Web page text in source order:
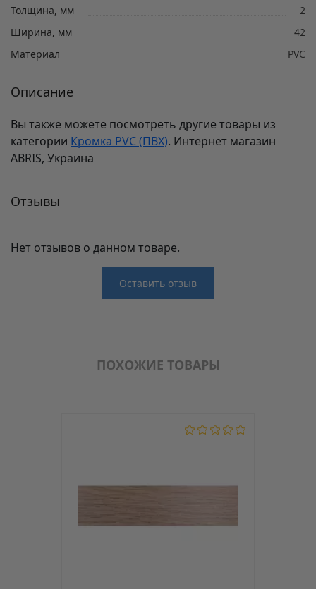
Толщина, мм
2
Ширина, мм
42
Материал
PVC
Описание
Вы также можете посмотреть другие товары из
категории Кромка PVC (ПВХ). Интернет магазин
ABRIS, Украина
Отзывы
Нет отзывов о данном товаре.
Оставить отзыв
Модель
D12/2
Кромка PVC (ПВХ)
ПОХОЖИЕ ТОВАРЫ